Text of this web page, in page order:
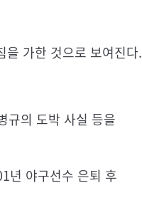
을 가한 것으로 보여진다.
규의 도박 사실 등을
년 야구선수 은퇴 후